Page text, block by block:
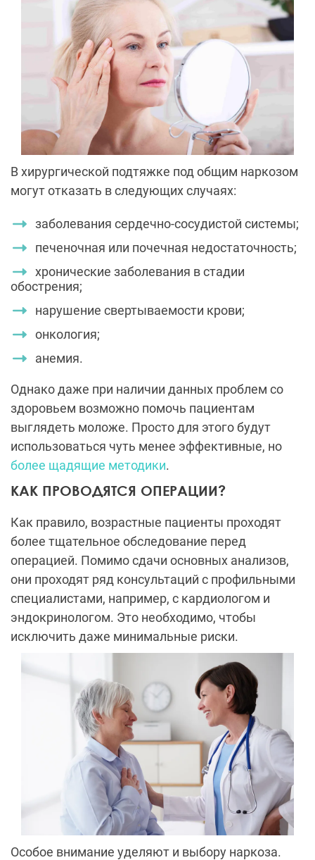
В хирургической подтяжке под общим наркозом
могут отказать в следующих случаях:
заболевания сердечно-сосудистой системы;
печеночная или почечная недостаточность;
хронические заболевания в стадии
обострения;
нарушение свертываемости крови;
онкология;
анемия.
Однако даже при наличии данных проблем со
здоровьем возможно помочь пациентам
выглядеть моложе. Просто для этого будут
использоваться чуть менее эффективные, но
более щадящие методики.
КАК ПРОВОДЯТСЯ ОПЕРАЦИИ?
Как правило, возрастные пациенты проходят
более тщательное обследование перед
операцией. Помимо сдачи основных анализов,
они проходят ряд консультаций с профильными
специалистами, например, с кардиологом и
эндокринологом. Это необходимо, чтобы
исключить даже минимальные риски.
Особое внимание уделяют и выбору наркоза.